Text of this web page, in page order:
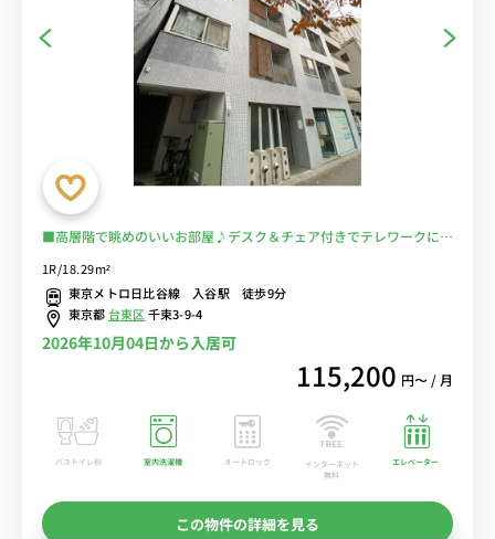
■高層階で眺めのいいお部屋♪デスク＆チェア付きでテレワークにも
♪■東京メトロ・つくばエクスプレスの2路線の利用が可能/スーパー
１分で買い物も便利■選べるWi-Fi格安レンタル中！
1R/18.29m²
東京メトロ日比谷線 入谷駅 徒歩9分
東京都台東区千束3-9-4
2026年10月04日から入居可
115,200 円〜 / 月
バストイレ別 室内洗濯機 オートロック
インターネット
無料
エレベーター
この物件の詳細を見る